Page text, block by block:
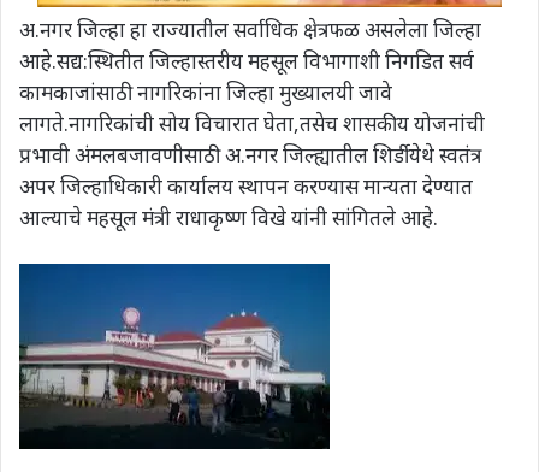
अ.नगर जिल्हा हा राज्यातील सर्वाधिक क्षेत्रफळ असलेला जिल्हा
आहे.सद्य:स्थितीत जिल्हास्तरीय महसूल विभागाशी निगडित सर्व
कामकाजांसाठी नागरिकांना जिल्हा मुख्यालयी जावे
लागते.नागरिकांची सोय विचारात घेता,तसेच शासकीय योजनांची
प्रभावी अंमलबजावणीसाठी अ.नगर जिल्ह्यातील शिर्डी येथे स्वतंत्र
अपर जिल्हाधिकारी कार्यालय स्थापन करण्यास मान्यता देण्यात
आल्याचे महसूल मंत्री राधाकृष्ण विखे यांनी सांगितले आहे.